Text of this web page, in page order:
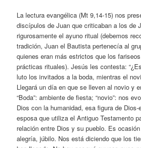
La lectura evangélica (Mt 9,14-15) nos
discípulos de Juan que criticaban a los de
rigurosamente el ayuno ritual (debemos
tradición, Juan el Bautista pertenecía al
quienes eran más estrictos que los
prácticas rituales). Jesús les contesta:
luto los invitados a la boda, mientras el
Llegará un día en que se lleven al novio y
“Boda”: ambiente de fiesta; “novio”: nos
Dios con la humanidad, esa figura de
esposa que utiliza el Antiguo Testamento
relación entre Dios y su pueblo. Es
alegría, júbilo. Nos está diciendo que los